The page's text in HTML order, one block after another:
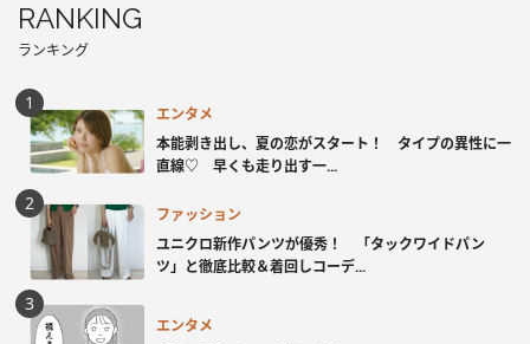
RANKING
ランキング
エンタメ
本能剥き出し、夏の恋がスタート！ タイプの異性に一
直線♡ 早くも走り出す一...
ファッション
ユニクロ新作パンツが優秀！ 「タックワイドパン
ツ」と徹底比較＆着回しコーデ...
エンタメ